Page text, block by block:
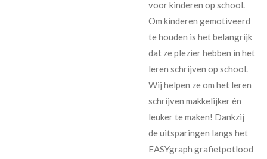
voor kinderen op school.
Om kinderen gemotiveerd
te houden is het belangrijk
dat ze plezier hebben in het
leren schrijven op school.
Wij helpen ze om het leren
schrijven makkelijker én
leuker te maken! Dankzij
de uitsparingen langs het
EASYgraph grafietpotlood